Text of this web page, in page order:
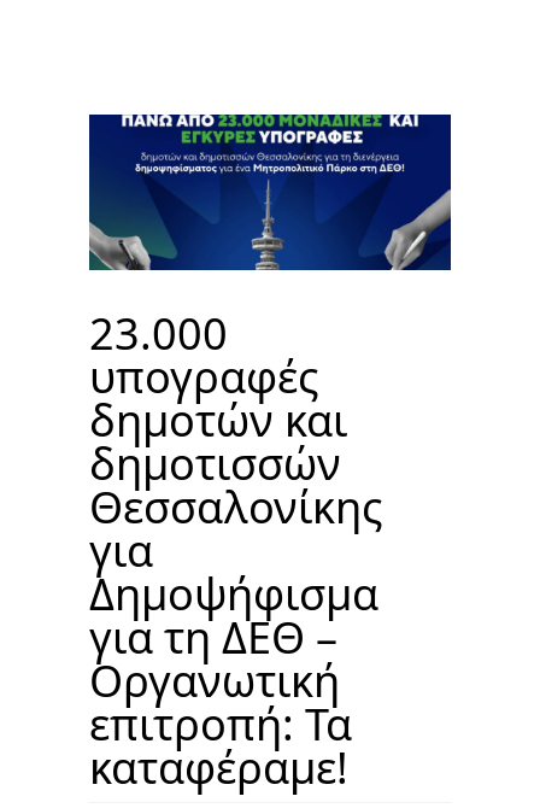
23.000
υπογραφές
δημοτών και
δημοτισσών
Θεσσαλονίκης
για
Δημοψήφισμα
για τη ΔΕΘ –
Οργανωτική
επιτροπή: Τα
καταφέραμε!